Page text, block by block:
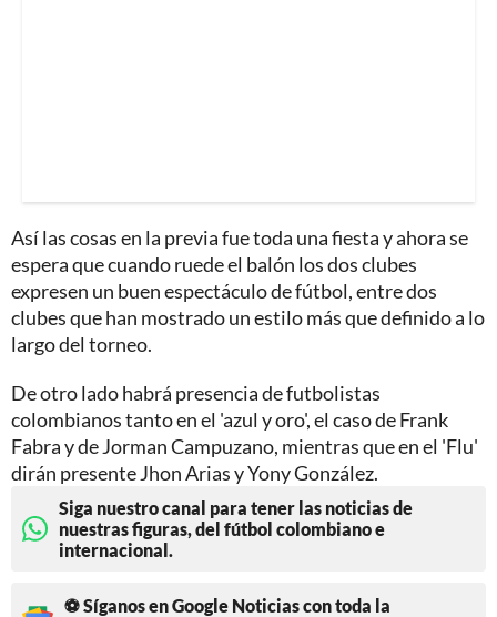
Así las cosas en la previa fue toda una fiesta y ahora se
espera que cuando ruede el balón los dos clubes
expresen un buen espectáculo de fútbol, entre dos
clubes que han mostrado un estilo más que definido a lo
largo del torneo.
De otro lado habrá presencia de futbolistas
colombianos tanto en el 'azul y oro', el caso de Frank
Fabra y de Jorman Campuzano, mientras que en el 'Flu'
dirán presente Jhon Arias y Yony González.
Siga nuestro canal para tener las noticias de
nuestras figuras, del fútbol colombiano e
internacional.
⚽ Síganos en Google Noticias con toda la